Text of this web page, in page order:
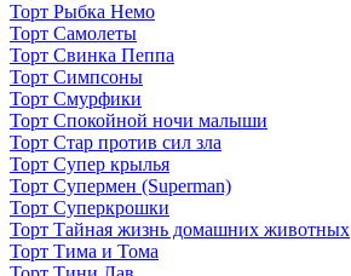
Торт Рыбка Немо
Торт Самолеты
Торт Свинка Пеппа
Торт Симпсоны
Торт Смурфики
Торт Спокойной ночи малыши
Торт Стар против сил зла
Торт Супер крылья
Торт Супермен (Superman)
Торт Суперкрошки
Торт Тайная жизнь домашних животных
Торт Тима и Тома